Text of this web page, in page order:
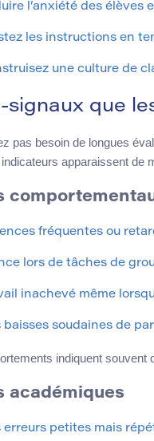
l’anxiété des élèves
les instructions en
une culture de
signaux que
pas besoin de longues
apparaissent de
fréquentes ou
lors de tâches de
inachevé même
baisses soudaines de
indiquent souvent
académiques
erreurs petites mais